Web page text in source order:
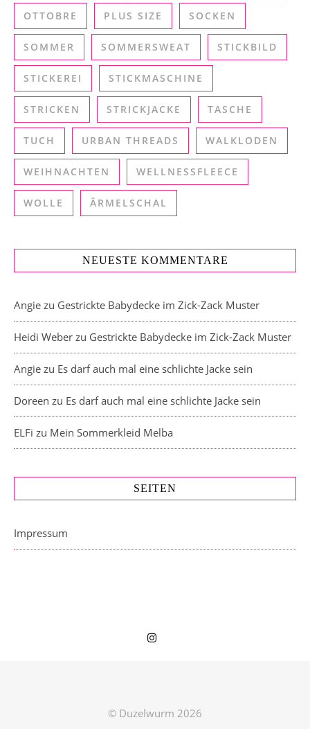
OTTOBRE PLUS SIZE SOCKEN
SOMMER SOMMERSWEAT STICKBILD
STICKEREI STICKMASCHINE
STRICKEN STRICKJACKE TASCHE
TUCH URBAN THREADS WALKLODEN
WEIHNACHTEN WELLNESSFLEECE
WOLLE ÄRMELSCHAL
NEUESTE KOMMENTARE
Angie zu Gestrickte Babydecke im Zick-Zack Muster
Heidi Weber zu Gestrickte Babydecke im Zick-Zack Muster
Angie zu Es darf auch mal eine schlichte Jacke sein
Doreen zu Es darf auch mal eine schlichte Jacke sein
ELFi zu Mein Sommerkleid Melba
SEITEN
Impressum
© Duzelwurm 2026